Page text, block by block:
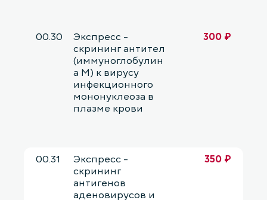
00.30
Экспресс -
скрининг антител
(иммуноглобулин
а М) к вирусу
инфекционного
мононуклеоза в
плазме крови
300 ₽
00.31
Экспресс -
скрининг
антигенов
аденовирусов и
350 ₽